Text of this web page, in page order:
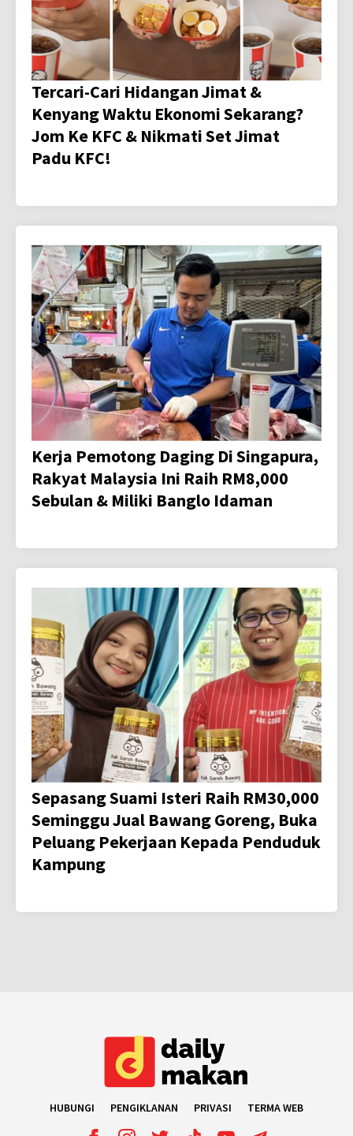
Tercari-Cari Hidangan Jimat &
Kenyang Waktu Ekonomi Sekarang?
Jom Ke KFC & Nikmati Set Jimat
Padu KFC!
Kerja Pemotong Daging Di Singapura,
Rakyat Malaysia Ini Raih RM8,000
Sebulan & Miliki Banglo Idaman
Sepasang Suami Isteri Raih RM30,000
Seminggu Jual Bawang Goreng, Buka
Peluang Pekerjaan Kepada Penduduk
Kampung
HUBUNGI PENGIKLANAN PRIVASI TERMA WEB